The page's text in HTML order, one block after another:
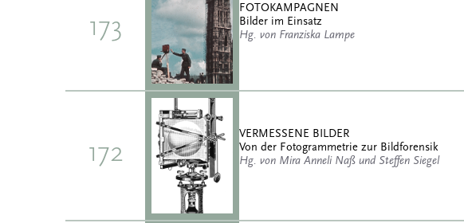
173
FOTOKAMPAGNEN
Bilder im Einsatz
Hg. von Franziska Lampe
172
VERMESSENE BILDER
Von der Fotogrammetrie zur Bildforensik
Hg. von Mira Anneli Naß und Steffen Siegel